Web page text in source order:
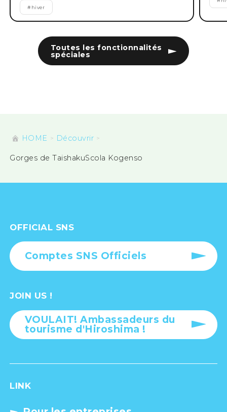
Toutes les fonctionnalités
spéciales
# hiver
HOME Découvrir
Gorges de TaishakuScola Kogenso
OFFICIAL SNS
Comptes SNS Officiels
JOIN US !
VOULAIT! Ambassadeurs du
tourisme d'Hiroshima !
LINK